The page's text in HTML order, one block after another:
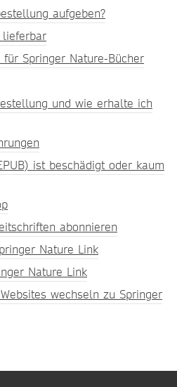
aufgeben?
Springer Nature-Bücher
und wie erhalte ich
ist beschädigt oder kaum
abonnieren
Nature Link
Nature Link
wechseln zu Springer